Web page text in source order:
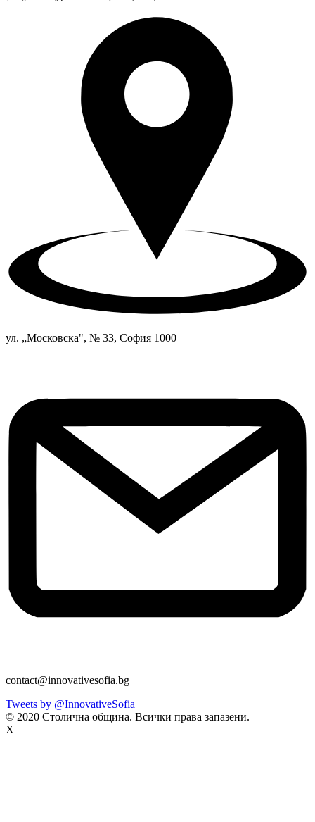
ул. „Московска", № 33, София 1000
contact@innovativesofia.bg
Tweets by @InnovativeSofia
© 2020 Столична община. Всички права запазени.
X